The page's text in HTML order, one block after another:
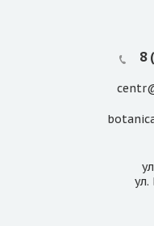
8
ул.